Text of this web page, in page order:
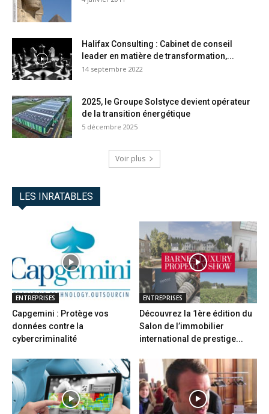
Halifax Consulting : Cabinet de conseil
leader en matière de transformation,...
14 septembre 2022
2025, le Groupe Solstyce devient opérateur
de la transition énergétique
5 décembre 2025
Voir plus
LES INRATABLES
ENTREPRISES
Capgemini : Protège vos
données contre la
cybercriminalité
ENTREPRISES
Découvrez la 1ère édition du
Salon de l’immobilier
international de prestige...